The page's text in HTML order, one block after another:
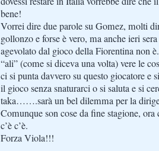
bene!
Vorrei dire due parole su Gomez, molti
gollonzo e forse è vero, ma anche ieri
agevolato dal gioco della Fiorentina non
“ali” (come si diceva una volta) vere le
ci si punta davvero su questo giocatore e
il gioco senza snaturarci o si saluta e si
taka…….sarà un bel dilemma per la
Comunque son cose da fine stagione, ora
c’è c’è.
Forza Viola!!!